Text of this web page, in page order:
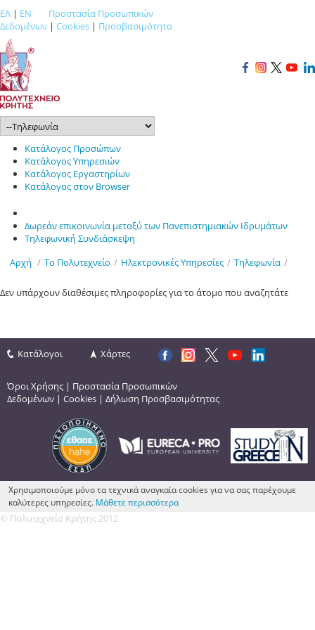
ΕΛ | EN
Προστασία Προσωπικών
Δεδομένων | Cookies | Προσβασιμότητα
Κατάλογος Προσώπων
Κατάλογος Υπηρεσιών
Κατάλογος Εργαστηρίων
Κατάλογος στον Browser
Δωρεάν επικοινωνία μεταξύ των Πανεπιστημιακών Ιδρυμάτων
Τηλεφωνική Συνδιάσκεψη
Αρχή / Το Πολυτεχνείο / Ηλεκτρονικές Υπηρεσίες / Τηλεφωνία /
Δεν υπάρχουν διαθέσιμες πληροφορίες για το άτομο που αναζητάτε
Κατάλογοι Χάρτες
Όροι Χρήσης | Προστασία Προσωπικών
Δεδομένων | Cookies | Δήλωση Προσβασιμότητας
Χρησιμοποιούμε μόνο τα τεχνικά αναγκαία cookies για να σας παρέχουμε
καλύτερες υπηρεσίες. Μάθετε περισσότερα
© Πολυτεχνείο Κρήτης 2012